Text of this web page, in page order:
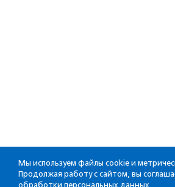
Мы используем файлы cookie и
Продолжая работу с сайтом, вы
обработки персональных данных